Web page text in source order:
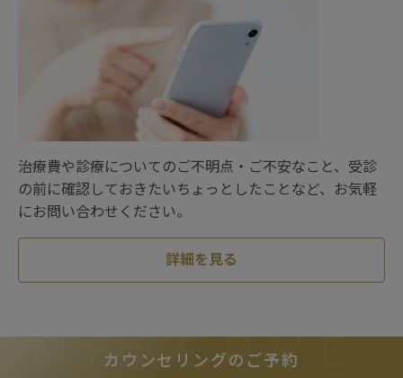
治療費や診療についてのご不明点・ご不安なこと、受診
の前に確認しておきたいちょっとしたことなど、お気軽
にお問い合わせください。
詳細を見る
カウンセリングのご予約
RESERVE